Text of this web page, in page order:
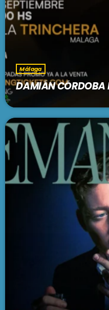
Málaga
DAMIÁN CÓRDOBA